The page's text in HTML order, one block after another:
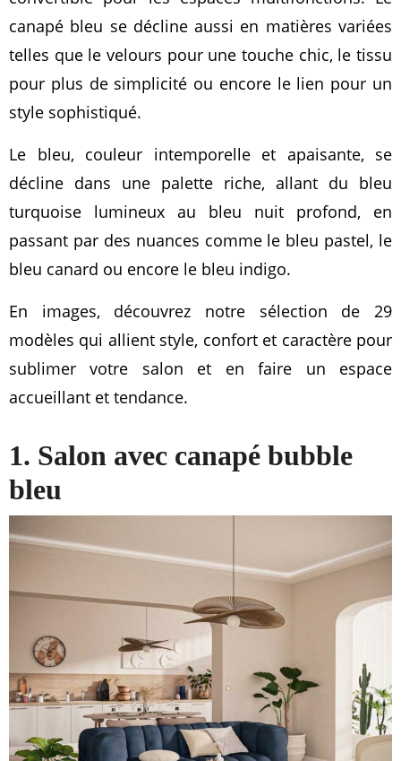
canapé bleu se décline aussi en matières variées
telles que le velours pour une touche chic, le tissu
pour plus de simplicité ou encore le lien pour un
style sophistiqué.
Le bleu, couleur intemporelle et apaisante, se
décline dans une palette riche, allant du bleu
turquoise lumineux au bleu nuit profond, en
passant par des nuances comme le bleu pastel, le
bleu canard ou encore le bleu indigo.
En images, découvrez notre sélection de 29
modèles qui allient style, confort et caractère pour
sublimer votre salon et en faire un espace
accueillant et tendance.
1. Salon avec canapé bubble
bleu